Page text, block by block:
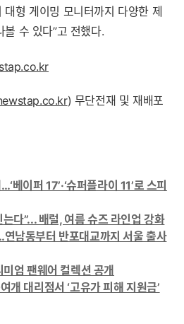
형 게이밍 모니터까지 다양한 제
수 있다”고 전했다.
) 무단전재 및 재배포
베이퍼 17’·‘슈퍼플라이 11’로 스피
다”... 배럴, 여름 슈즈 라인업 강화
남동부터 반포대교까지 서울 출사
엄 팬웨어 컬렉션 공개
대리점서 ‘고유가 피해 지원금’